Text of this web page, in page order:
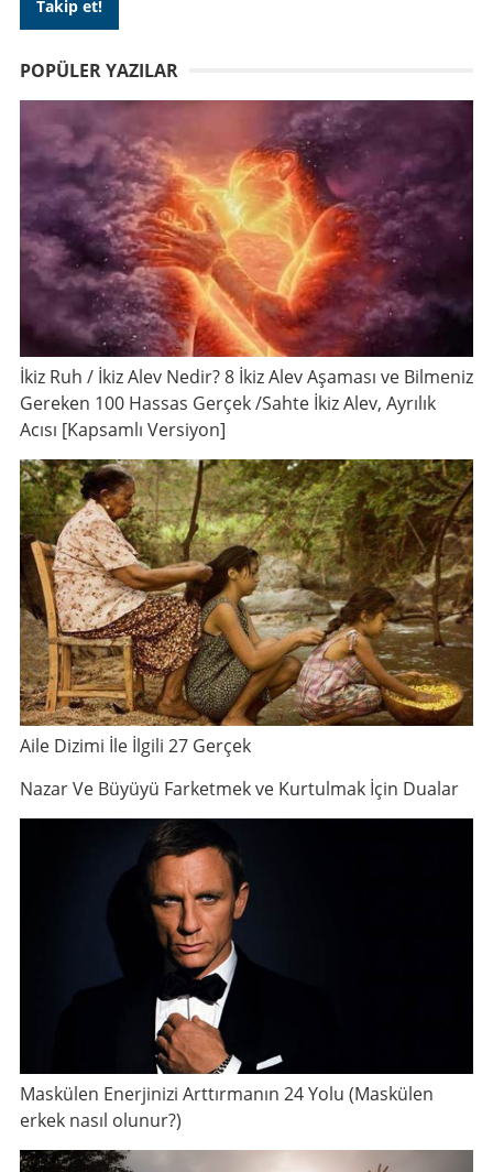
POPÜLER YAZILAR
İkiz Ruh / İkiz Alev Nedir? 8 İkiz Alev Aşaması ve Bilmeniz
Gereken 100 Hassas Gerçek /Sahte İkiz Alev, Ayrılık
Acısı [Kapsamlı Versiyon]
Aile Dizimi İle İlgili 27 Gerçek
Nazar Ve Büyüyü Farketmek ve Kurtulmak İçin Dualar
Maskülen Enerjinizi Arttırmanın 24 Yolu (Maskülen
erkek nasıl olunur?)